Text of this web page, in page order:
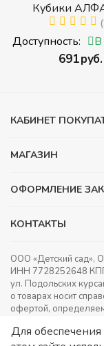
Кубики
РУССКИЙ С
(Томик) (Набор
буквами,
Доступность: В
‍691‍руб.
КАБИНЕТ
МАГАЗИН
ОФОРМЛЕНИЕ
КОНТАКТЫ
ООО «Детский сад»,
ИНН 7728252648
ул. Подольских
о товарах носит
офертой,
Для